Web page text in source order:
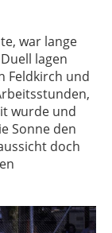
war lange
lagen
Feldkirch und
wurde und
Sonne den
doch